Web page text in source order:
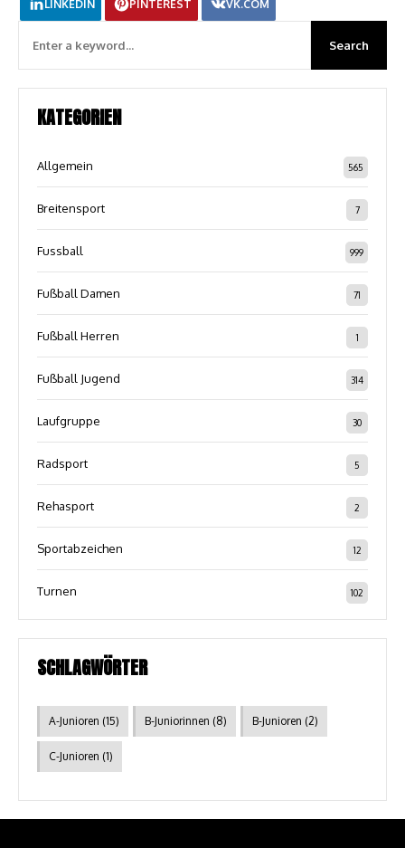
LINKEDIN PINTEREST VK.COM
KATEGORIEN
Allgemein 565
Breitensport 7
Fussball 999
Fußball Damen 71
Fußball Herren 1
Fußball Jugend 314
Laufgruppe 30
Radsport 5
Rehasport 2
Sportabzeichen 12
Turnen 102
SCHLAGWÖRTER
A-Junioren (15) B-Juniorinnen (8) B-Junioren (2)
C-Junioren (1)